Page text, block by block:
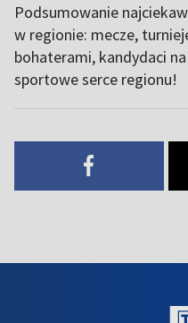
Podsumowanie
w regionie: mecze,
bohaterami, kandydaci
sportowe serce regionu!